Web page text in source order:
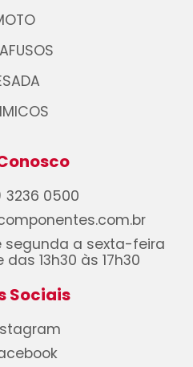
3236 0500
segunda a sexta-feira
13h30 às 17h30
Sociais